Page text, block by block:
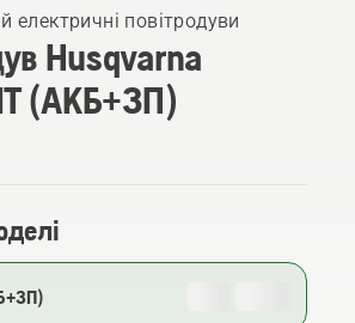
електричні повітродуви
Husqvarna
(АКБ+ЗП)